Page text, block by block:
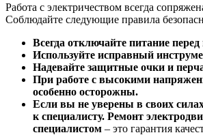
Работа с электричеством всегда
Соблюдайте следующие правила
Всегда отключайте питание
Используйте исправный
Надевайте защитные очки и
При работе с высокими
особенно осторожны.
Если вы не уверены в своих
к специалисту. Ремонт
специалистом – это гарантия